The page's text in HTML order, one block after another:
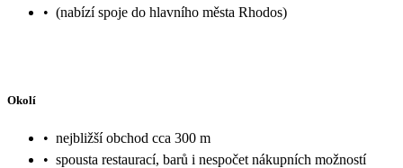
• (nabízí spoje do hlavního města Rhodos)
Okolí
• nejbližší obchod cca 300 m
• spousta restaurací, barů i nespočet nákupních možností